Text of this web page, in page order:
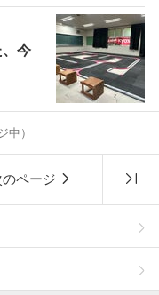
今
中）
のページ